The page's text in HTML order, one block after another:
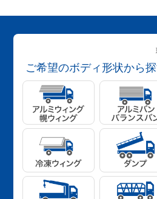
ご希望のボディ形状から